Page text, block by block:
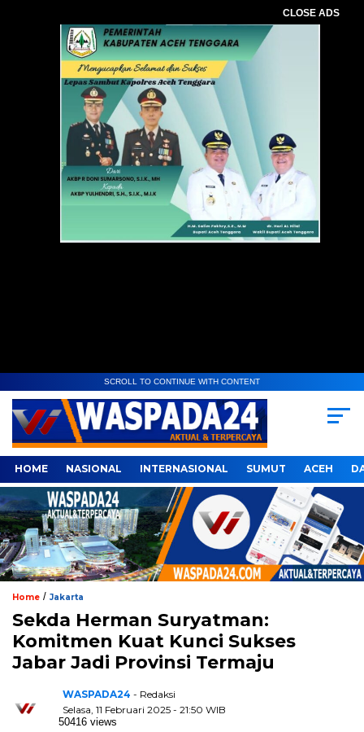
CLOSE ADS
SCROLL TO CONTINUE WITH CONTENT
HOME NASIONAL INTERNASIONAL SUMUT ACEH
Home / Jakarta
Sekda Herman Suryatman:
Komitmen Kuat Kunci Sukses
Jabar Jadi Provinsi Termaju
WASPADA24 - Redaksi
Selasa, 11 Februari 2025 - 21:50 WIB
50416 views